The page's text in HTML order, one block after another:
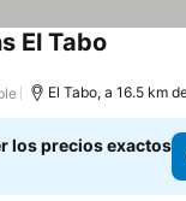
El Tabo
El Tabo, a 16.5 km
los precios exactos